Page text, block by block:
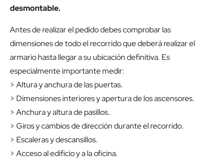
desmontable.
Antes de realizar el pedido debes comprobar las
dimensiones de todo el recorrido que deberá realizar el
armario hasta llegar a su ubicación definitiva. Es
especialmente importante medir:
> Altura y anchura de las puertas.
> Dimensiones interiores y apertura de los ascensores.
> Anchura y altura de pasillos.
> Giros y cambios de dirección durante el recorrido.
> Escaleras y descansillos.
> Acceso al edificio y a la oficina.